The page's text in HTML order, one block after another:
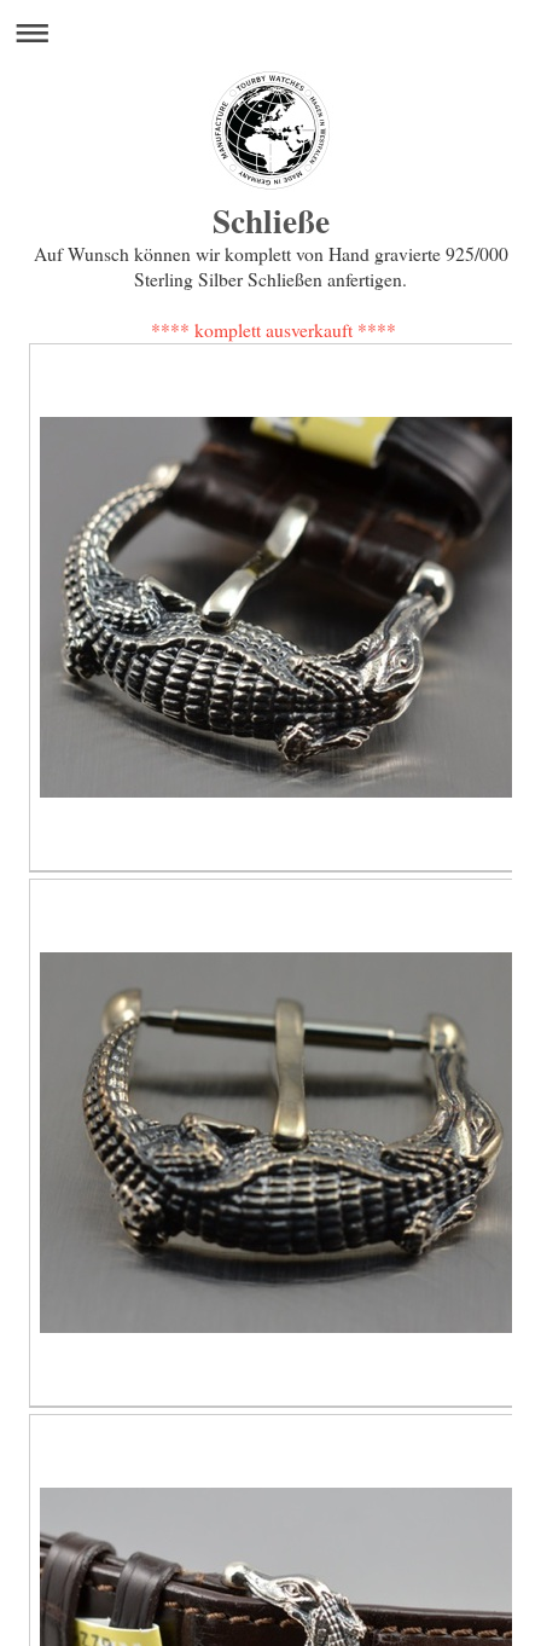
Schließe
Auf Wunsch können wir komplett von Hand gravierte 925/000
Sterling Silber Schließen anfertigen.
**** komplett ausverkauft ****